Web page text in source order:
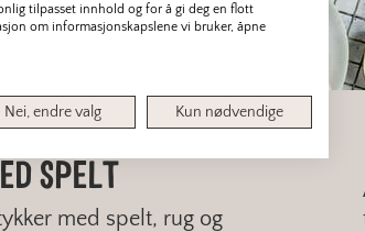
SPELT
med spelt, rug og
tilpasset innhold og for å gi deg en flott
om informasjonskapslene vi bruker, åpne
Nei, endre valg Kun nødvendige